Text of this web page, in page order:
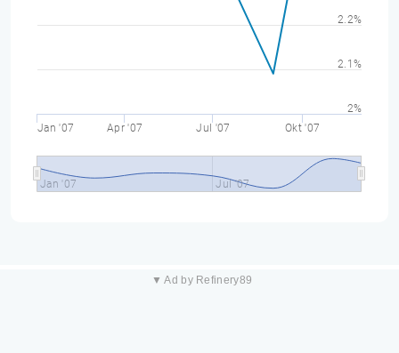
Jan '07 Apr '07 Jul '07 Okt '07
Jan '07 Jul '07
2%
2.1%
2.2%
▼ Ad by Refinery89